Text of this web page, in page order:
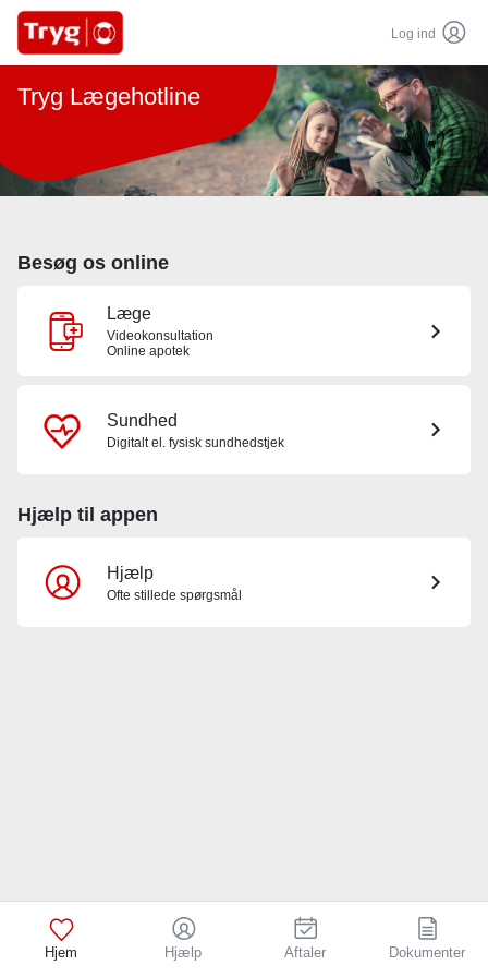
Hjem Hjælp Aftaler Dokumenter
Log ind
Tryg Lægehotline
Besøg os online
Læge
Videokonsultation
Online apotek
Sundhed
Digitalt el. fysisk sundhedstjek
Hjælp til appen
Hjælp
Ofte stillede spørgsmål